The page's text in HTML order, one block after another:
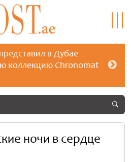
в Дубае
коллекцию Chronomat
ночи в сердце